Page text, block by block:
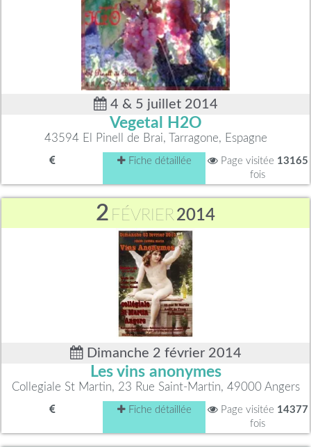
4 & 5 juillet 2014
Vegetal H2O
43594 El Pinell de Brai, Tarragone, Espagne
Fiche détaillée Page visitée 13165
fois
2 FÉVRIER2014
Dimanche 2 février 2014
Les vins anonymes
Collegiale St Martin, 23 Rue Saint-Martin, 49000 Angers
Fiche détaillée Page visitée 14377
fois